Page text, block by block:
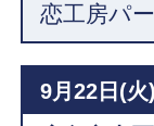
恋工房パ
9月22日(火)